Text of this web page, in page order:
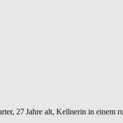
27 Jahre alt, Kellnerin in einem